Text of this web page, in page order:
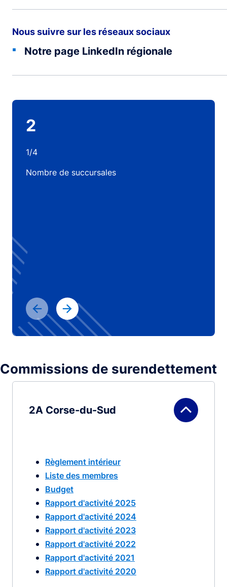
Nous suivre sur les réseaux sociaux
Notre page LinkedIn régionale
2
1/4
Nombre de succursales
Commissions de surendettement
2A Corse-du-Sud
Règlement intérieur
Liste des membres
Budget
Rapport d'activité 2025
Rapport d'activité 2024
Rapport d'activité 2023
Rapport d'activité 2022
Rapport d'activité 2021
Rapport d'activité 2020